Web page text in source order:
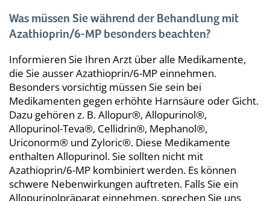
Was müssen Sie während der Behandlung mit
Azathioprin/6-MP besonders beachten?
Informieren Sie Ihren Arzt über alle Medikamente,
die Sie ausser Azathioprin/6-MP einnehmen.
Besonders vorsichtig müssen Sie sein bei
Medikamenten gegen erhöhte Harnsäure oder Gicht.
Dazu gehören z. B. Allopur®, Allopurinol®,
Allopurinol-Teva®, Cellidrin®, Mephanol®,
Uriconorm® und Zyloric®. Diese Medikamente
enthalten Allopurinol. Sie sollten nicht mit
Azathioprin/6-MP kombiniert werden. Es können
schwere Nebenwirkungen auftreten. Falls Sie ein
Allopurinolpräparat einnehmen, sprechen Sie uns